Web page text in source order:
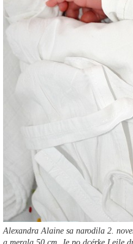
Alexandra Alaine sa narodila 2.